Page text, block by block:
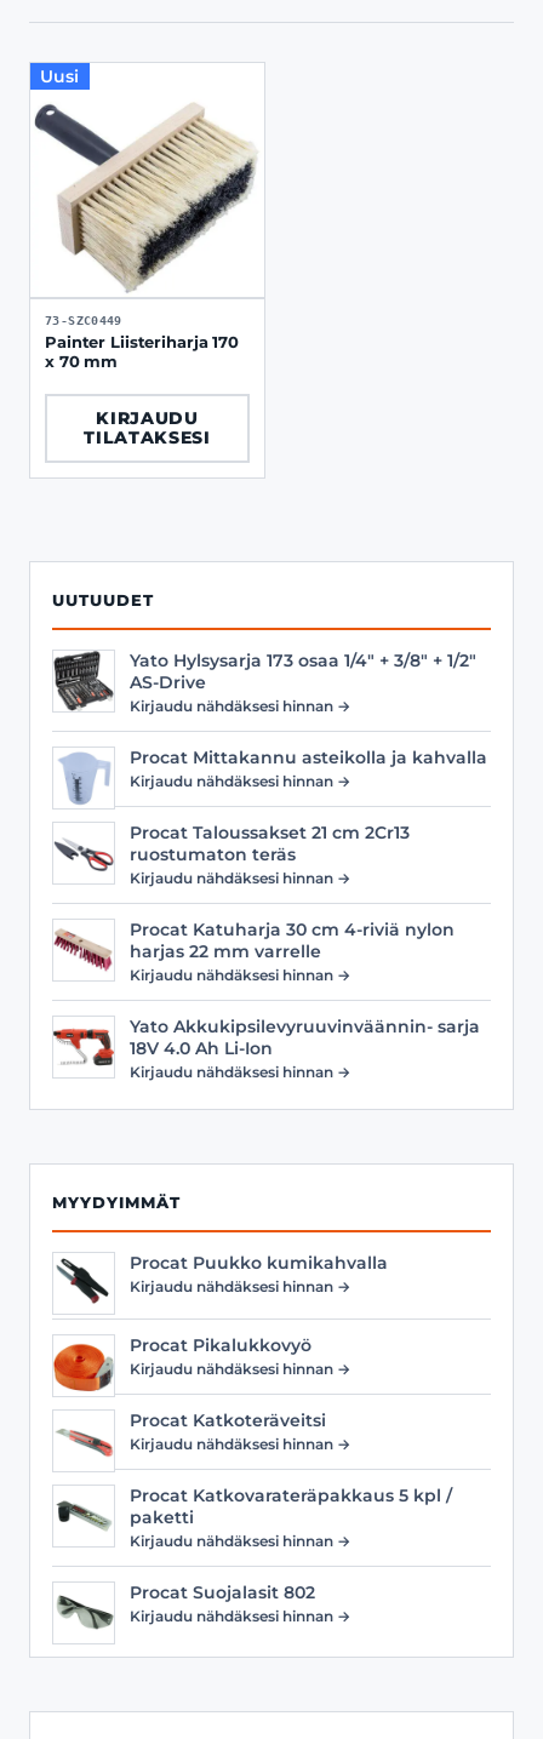
UUTUUDET
Yato Hylsysarja 173 osaa 1/4" + 3/8" + 1/2"
AS-Drive
Kirjaudu nähdäksesi hinnan →
Procat Mittakannu asteikolla ja kahvalla
Kirjaudu nähdäksesi hinnan →
Procat Taloussakset 21 cm 2Cr13
ruostumaton teräs
Kirjaudu nähdäksesi hinnan →
Procat Katuharja 30 cm 4-riviä nylon
harjas 22 mm varrelle
Kirjaudu nähdäksesi hinnan →
Yato Akkukipsilevyruuvinväännin- sarja
18V 4.0 Ah Li-Ion
Kirjaudu nähdäksesi hinnan →
MYYDYIMMÄT
Procat Puukko kumikahvalla
Kirjaudu nähdäksesi hinnan →
Procat Pikalukkovyö
Kirjaudu nähdäksesi hinnan →
Procat Katkoteräveitsi
Kirjaudu nähdäksesi hinnan →
Procat Katkovarateräpakkaus 5 kpl /
paketti
Kirjaudu nähdäksesi hinnan →
Procat Suojalasit 802
Kirjaudu nähdäksesi hinnan →
Uusi
73-SZC0449
Painter Liisteriharja 170
x 70 mm
KIRJAUDU
TILATAKSESI